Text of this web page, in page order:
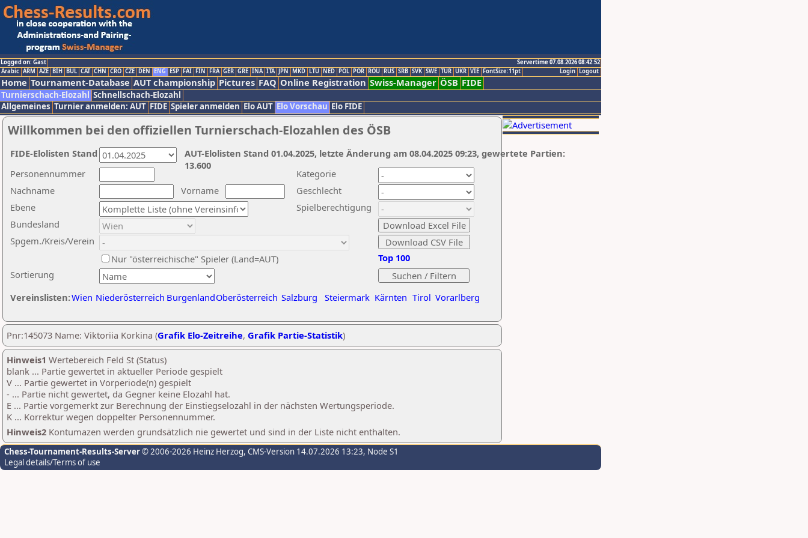
Logged on: Gast
Servertime 07.08.2026 08:42:52
Logout
Login
Arabic ARM AZE BIH BUL CAT CHN CRO CZE DEN ENG ESP FAI FIN FRA GER GRE INA ITA JPN MKD LTU NED POL POR ROU RUS SRB SVK SWE TUR UKR VIE FontSize:11pt
Home Tournament-Database AUT championship Pictures FAQ Online Registration Swiss-Manager ÖSB FIDE
Turnierschach-Elozahl Schnellschach-Elozahl
Allgemeines Turnier anmelden: AUT FIDE Spieler anmelden Elo AUT Elo Vorschau Elo FIDE
Willkommen bei den offiziellen Turnierschach-Elozahlen des ÖSB
Nachname
Vorname
Ebene
Kategorie
Sortierung
Personennummer
Bundesland
Spgem./Kreis/Verein
Geschlecht
Nur "österreichische" Spieler (Land=AUT)
Spielberechtigung
Vereinslisten:Wien Niederösterreich BurgenlandOberösterreich Salzburg Steiermark Kärnten Tirol Vorarlberg
Top 100
AUT-Elolisten Stand 01.04.2025, letzte Änderung am 08.04.2025 09:23, gewertete Partien:
13.600
FIDE-Elolisten Stand
Pnr:145073 Name: Viktoriia Korkina (Grafik Elo-Zeitreihe, Grafik Partie-Statistik)
Hinweis1 Wertebereich Feld St (Status)
blank ... Partie gewertet in aktueller Periode gespielt
V ... Partie gewertet in Vorperiode(n) gespielt
- ... Partie nicht gewertet, da Gegner keine Elozahl hat.
E ... Partie vorgemerkt zur Berechnung der Einstiegselozahl in der nächsten Wertungsperiode.
K ... Korrektur wegen doppelter Personennummer.
Hinweis2 Kontumazen werden grundsätzlich nie gewertet und sind in der Liste nicht enthalten.
Chess-Tournament-Results-Server© 2006-2026 Heinz Herzog, CMS-Version 14.07.2026 13:23, Node S1
Legal details/Terms of use